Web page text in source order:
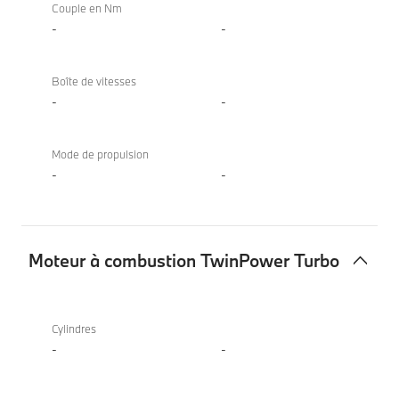
Couple en Nm
- -
Boîte de vitesses
- -
Mode de propulsion
- -
Moteur à combustion TwinPower Turbo
combustion
Cylindres
- -